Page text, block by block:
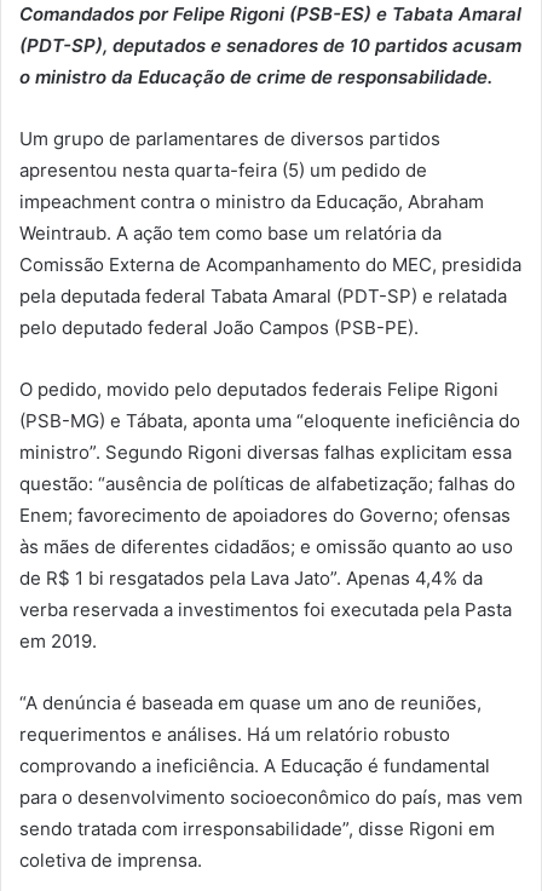
Comandados por Felipe Rigoni (PSB-ES) e Tabata Amaral
(PDT-SP), deputados e senadores de 10 partidos acusam
o ministro da Educação de crime de responsabilidade.
Um grupo de parlamentares de diversos partidos
apresentou nesta quarta-feira (5) um pedido de
impeachment contra o ministro da Educação, Abraham
Weintraub. A ação tem como base um relatória da
Comissão Externa de Acompanhamento do MEC, presidida
pela deputada federal Tabata Amaral (PDT-SP) e relatada
pelo deputado federal João Campos (PSB-PE).
O pedido, movido pelo deputados federais Felipe Rigoni
(PSB-MG) e Tábata, aponta uma “eloquente ineficiência do
ministro”. Segundo Rigoni diversas falhas explicitam essa
questão: “ausência de políticas de alfabetização; falhas do
Enem; favorecimento de apoiadores do Governo; ofensas
às mães de diferentes cidadãos; e omissão quanto ao uso
de R$ 1 bi resgatados pela Lava Jato”. Apenas 4,4% da
verba reservada a investimentos foi executada pela Pasta
em 2019.
“A denúncia é baseada em quase um ano de reuniões,
requerimentos e análises. Há um relatório robusto
comprovando a ineficiência. A Educação é fundamental
para o desenvolvimento socioeconômico do país, mas vem
sendo tratada com irresponsabilidade”, disse Rigoni em
coletiva de imprensa.